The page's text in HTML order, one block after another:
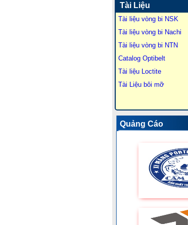
Tài Liệu
Tài liệu vòng bi NSK
Tài liệu vòng bi Nachi
Tài liệu vòng bi NTN
Catalog Optibelt
Tài liệu Loctite
Tài Liệu bôi mỡ
Quảng Cáo